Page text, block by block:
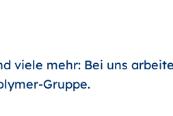
viele mehr: Bei uns
Gruppe.